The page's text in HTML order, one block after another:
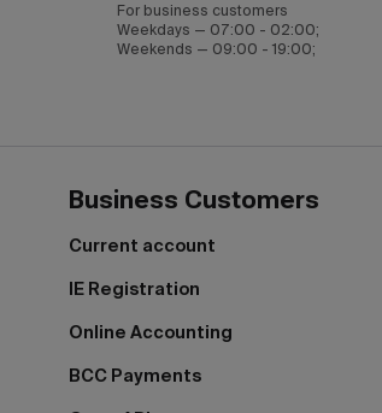
For business customers
Weekdays — 07:00 - 02:00;
Weekends — 09:00 - 19:00;
Business Customers
Current account
IE Registration
Online Accounting
BCC Payments